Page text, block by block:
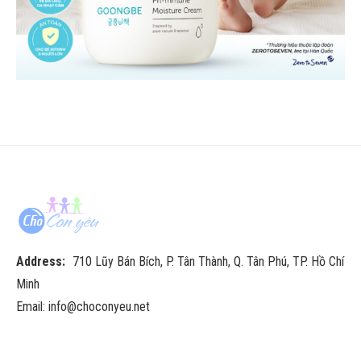
Address: 710 Lũy Bán Bích, P. Tân Thành, Q. Tân Phú, TP. Hồ Chí
Minh
Email: info@choconyeu.net